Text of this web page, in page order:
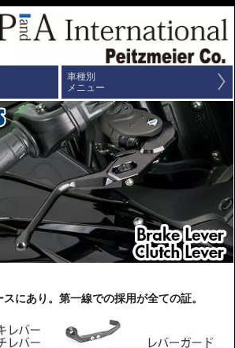
車種別
メニュー
にあり。第一線での採用が全ての証。